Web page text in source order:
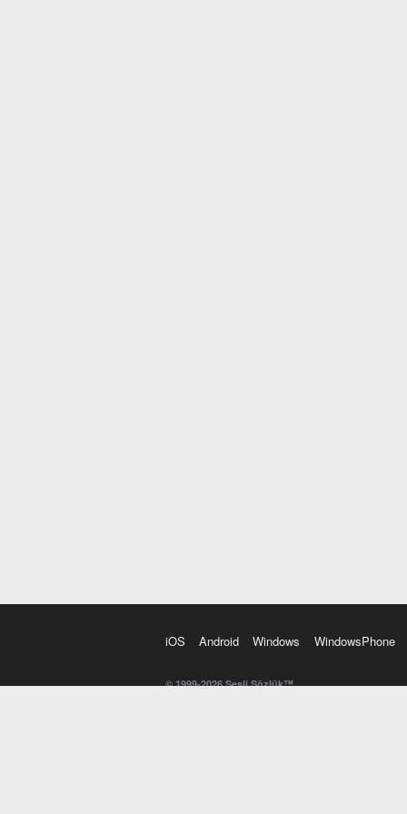
iOS Android Windows WindowsPhone
© 1999-2026 Sesli Sözlük™